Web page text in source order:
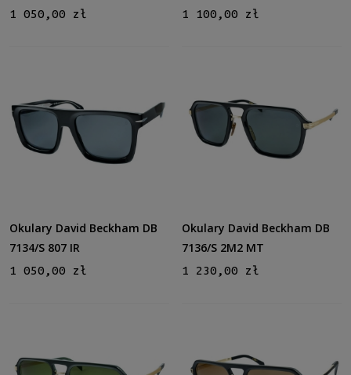
1 050,00 zł 1 100,00 zł
Okulary David Beckham DB
7134/S 807 IR
1 050,00 zł
Okulary David Beckham DB
7136/S 2M2 MT
1 230,00 zł